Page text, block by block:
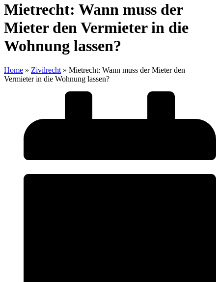
Mietrecht: Wann muss der
Mieter den Vermieter in die
Wohnung lassen?
Home » Zivilrecht » Mietrecht: Wann muss der Mieter den
Vermieter in die Wohnung lassen?